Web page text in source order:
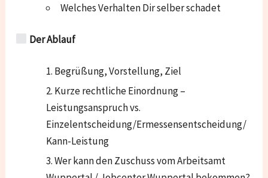
Welches Verhalten Dir selber schadet
Der Ablauf
Begrüßung, Vorstellung, Ziel
Kurze rechtliche Einordnung –
Leistungsanspruch vs.
Einzelentscheidung/Ermessensentscheidung/
Kann-Leistung
Wer kann den Zuschuss vom Arbeitsamt